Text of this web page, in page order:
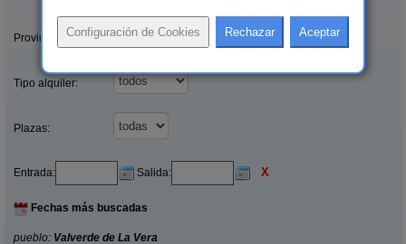
Provincias/Islas:
Tipo alquiler:
Plazas:
Entrada: Salida: X
Fechas más buscadas
pueblo: Valverde de La Vera